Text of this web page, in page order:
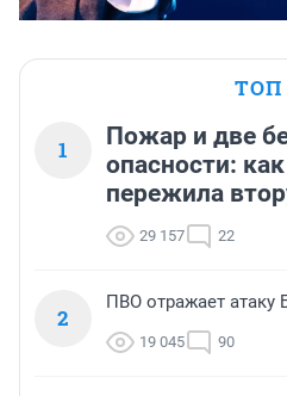
ТОП
1
Пожар и две
опасности:
пережила
29 157 22
2
ПВО отражает
19 045 90